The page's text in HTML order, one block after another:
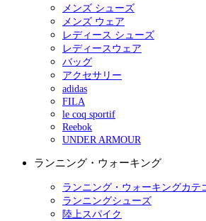
メンズ シューズ
メンズ ウェア
レディース シューズ
レディースウェア
バッグ
アクセサリー
adidas
FILA
le coq sportif
Reebok
UNDER ARMOUR
ランニング・ウォーキング
ランニング・ウォーキングカテ
ランニングシューズ
陸上スパイク